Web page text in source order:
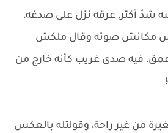
أكتر، عرقه نزل على صدغه،
مكانش صوته وقال ملكش
فيه صدى غريب كأنه خارج من
من غير راحة، وقولتله بالعكس